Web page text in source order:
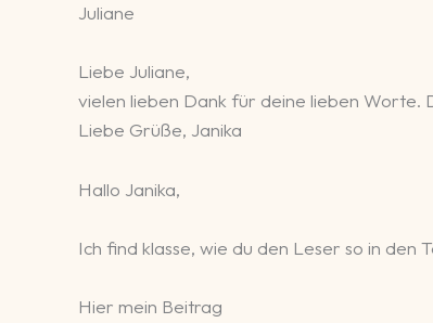
Juliane
Liebe Juliane,
vielen lieben Dank für deine lieben Worte.
Liebe Grüße, Janika
Hallo Janika,
Ich find klasse, wie du den Leser so in
Hier mein Beitrag